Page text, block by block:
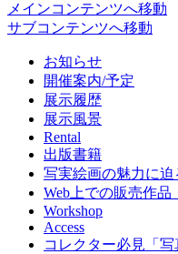
メインコンテンツへ移動
サブコンテンツへ移動
お知らせ
開催案内/予定
展示履歴
展示風景
Rental
出版書籍
写実絵画の魅力に
Web上での販売作品
Workshop
Access
コレクター必見「